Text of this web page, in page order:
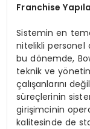
Franchise
Sistemin en
nitelikli personel
bu dönemde,
teknik ve
çalışanlarını
süreçlerinin
girişimcinin
kalitesinde de